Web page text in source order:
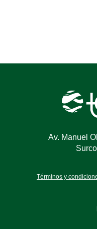
Av. Manuel
Términos y